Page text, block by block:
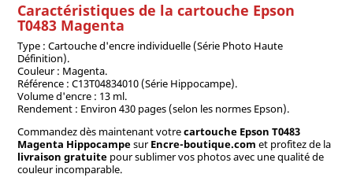
Caractéristiques de la cartouche Epson
T0483 Magenta
Type : Cartouche d'encre individuelle (Série Photo Haute
Définition).
Couleur : Magenta.
Référence : C13T04834010 (Série Hippocampe).
Volume d'encre : 13 ml.
Rendement : Environ 430 pages (selon les normes Epson).
Commandez dès maintenant votrecartouche Epson T0483
Magenta HippocampesurEncre-boutique.com et profitez de la
livraison gratuitepour sublimer vos photos avec une qualité de
couleur incomparable.